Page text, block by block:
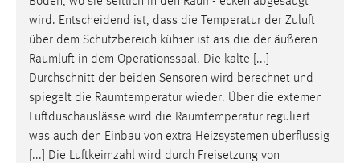
wird. Entscheidend ist, dass die Temperatur der Zuluft
über dem Schutzbereich küh1er ist a1s die der äußeren
Raumluft in dem Operationssaal. Die kalte [...]
Durchschnitt der beiden Sensoren wird berechnet und
spiegelt die Raumtemperatur wieder. Über die extemen
Luftduschauslässe wird die Raumtemperatur reguliert
was auch den Einbau von extra Heizsystemen überflüssig
[...] Die Luftkeimzahl wird durch Freisetzung von